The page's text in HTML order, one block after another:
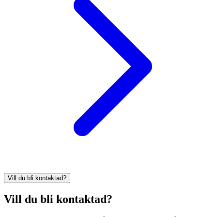
Vill du bli kontaktad?
Vill du bli kontaktad?